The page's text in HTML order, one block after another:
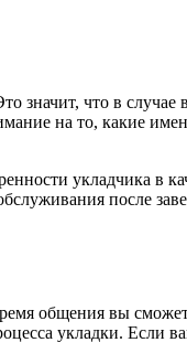
значит, что в
на то, какие
укладчика в
после
общения вы
укладки. Если